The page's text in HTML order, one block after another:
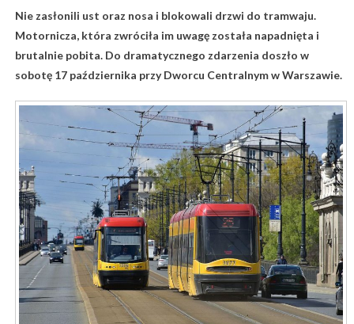
Nie zasłonili ust oraz nosa i blokowali drzwi do tramwaju.
Motornicza, która zwróciła im uwagę została napadnięta i
brutalnie pobita. Do dramatycznego zdarzenia doszło w
sobotę 17 października przy Dworcu Centralnym w Warszawie.